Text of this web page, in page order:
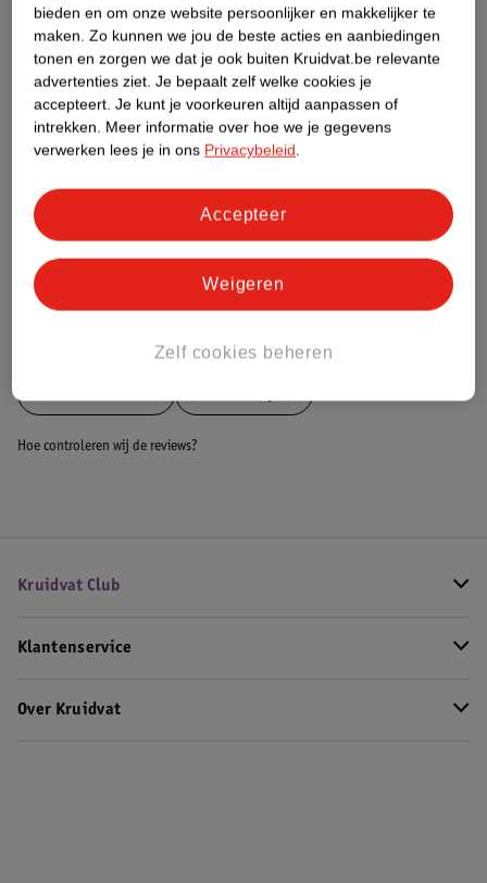
Etiketinformatie
Nature Impact Score
Dit product heeft (nog) geen Nature
Impact Score.
Bestel & Bezorginformatie
Hoe controleren wij de reviews?
Kruidvat Club
Klantenservice
Over Kruidvat
bieden en om onze website persoonlijker en makkelijker te
maken. Zo kunnen we jou de beste acties en aanbiedingen
tonen en zorgen we dat je ook buiten Kruidvat.be relevante
advertenties ziet. Je bepaalt zelf welke cookies je
accepteert. Je kunt je voorkeuren altijd aanpassen of
intrekken. Meer informatie over hoe we je gegevens
verwerken lees je in ons Privacybeleid.
Zelf cookies beheren
Weigeren
Accepteer